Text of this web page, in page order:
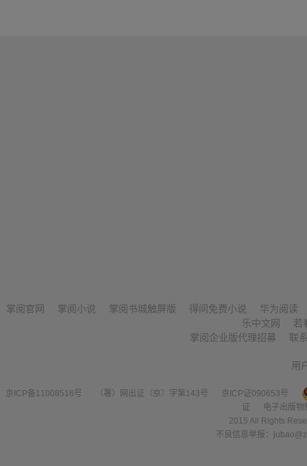
掌阅官网 掌阅小说 掌阅书城触屏版 得间免费小说
华为阅读
乐中文网
若
掌阅企业版代理招募
联
用
京ICP备11008516号 （署）网出证（京）字第143号
京ICP证090653号
证
电子出版
2015 All Rights
不良信息举报：